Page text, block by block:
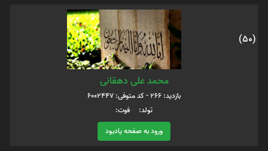
(50)
محمد علی دهقانی
بازدید: 266 - کد متوفی: 6002447
تولد: فوت:
ورود به صفحه یادبود